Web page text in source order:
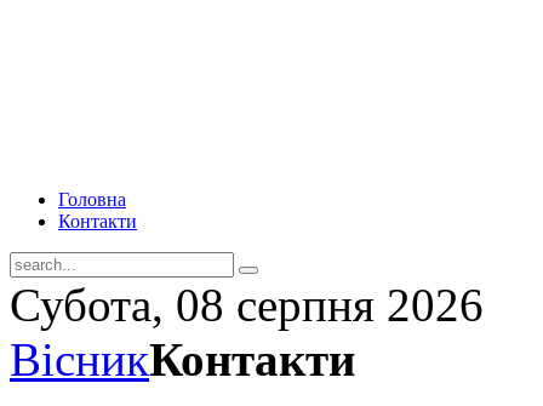
Головна
Контакти
Субота, 08 серпня 2026
ВісникКонтакти